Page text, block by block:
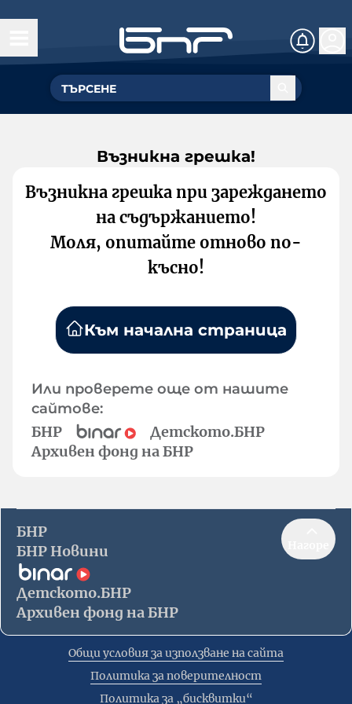
Възникна грешка!
Възникна грешка при зареждането
на съдържанието!
Моля, опитайте отново по-
късно!
Към начална страница
Или проверете още от нашите
сайтове:
БНР
Детското.БНР
Архивен фонд на БНР
БНР
БНР Новини
Детското.БНР
Архивен фонд на БНР
Общи условия за използване на сайта
Политика за поверителност
Политика за „бисквитки“